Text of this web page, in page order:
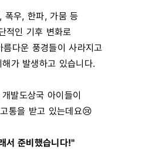
폭우, 한파, 가뭄 등
적인 기후 변화로
름다운 풍경들이 사라지고
해가 발생하고 있습니다.
발도상국 아이들이
통을 받고 있는데요😢
서 준비했습니다!"